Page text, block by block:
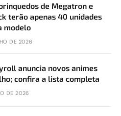
de Megatron e
terão apenas 40 unidades
modelo
DE 2026
anuncia novos animes
confira a lista completa
DE 2026